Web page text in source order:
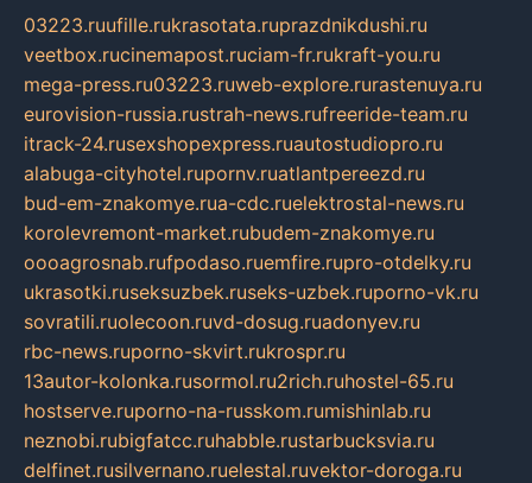
03223.ruufille.rukrasotata.ruprazdnikdushi.ru
veetbox.rucinemapost.ruciam-fr.rukraft-you.ru
mega-press.ru03223.ruweb-explore.rurastenuya.ru
eurovision-russia.rustrah-news.rufreeride-team.ru
itrack-24.rusexshopexpress.ruautostudiopro.ru
alabuga-cityhotel.rupornv.ruatlantpereezd.ru
bud-em-znakomye.rua-cdc.ruelektrostal-news.ru
korolevremont-market.rubudem-znakomye.ru
oooagrosnab.rufpodaso.ruemfire.rupro-otdelky.ru
ukrasotki.ruseksuzbek.ruseks-uzbek.ruporno-vk.ru
sovratili.ruolecoon.ruvd-dosug.ruadonyev.ru
rbc-news.ruporno-skvirt.rukrospr.ru
13autor-kolonka.rusormol.ru2rich.ruhostel-65.ru
hostserve.ruporno-na-russkom.rumishinlab.ru
neznobi.rubigfatcc.ruhabble.rustarbucksvia.ru
delfinet.rusilvernano.ruelestal.ruvektor-doroga.ru